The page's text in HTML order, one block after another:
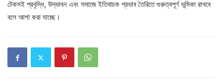
টেকসই প্রবৃদ্ধি, উদ্ভাবন এবং সমাজে ইতিবাচক প্রভাব তৈরিতে গুরুত্বপূর্ণ ভূমিকা রাখবে
বলে আশা করা যাচ্ছে।